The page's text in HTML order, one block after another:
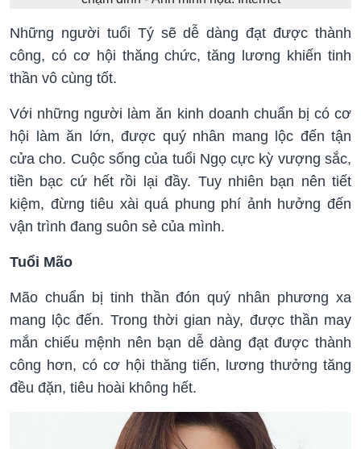
Những người tuổi Tý sẽ dễ dàng đạt được thành
công, có cơ hội thăng chức, tăng lương khiến tinh
thần vô cùng tốt.
Với những người làm ăn kinh doanh chuẩn bị có cơ
hội làm ăn lớn, được quý nhân mang lộc đến tận
cửa cho. Cuộc sống của tuổi Ngọ cực kỳ vượng sắc,
tiền bạc cứ hết rồi lại đầy. Tuy nhiên bạn nên tiết
kiệm, đừng tiêu xài quá phung phí ảnh hưởng đến
vận trình đang suôn sẻ của mình.
Tuổi Mão
Mão chuẩn bị tinh thần đón quý nhân phương xa
mang lộc đến. Trong thời gian này, được thần may
mắn chiếu mệnh nên bạn dễ dàng đạt được thành
công hơn, có cơ hội thăng tiến, lương thưởng tăng
đều đặn, tiêu hoài không hết.